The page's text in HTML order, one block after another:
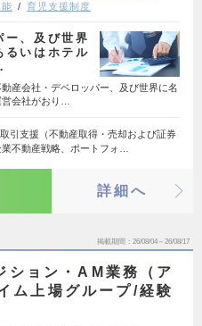
育児支援制度
ー、及び世界
るいはホテル
産会社・デベロッパー、及び世界に名
会社がおり…
引支援（不動産取得・売却および証券
不動産戦略、ポートフォ…
詳細へ
掲載期間 26/08/04～26/08/17
ション・AM業務（ア
ム上場グループ/経験